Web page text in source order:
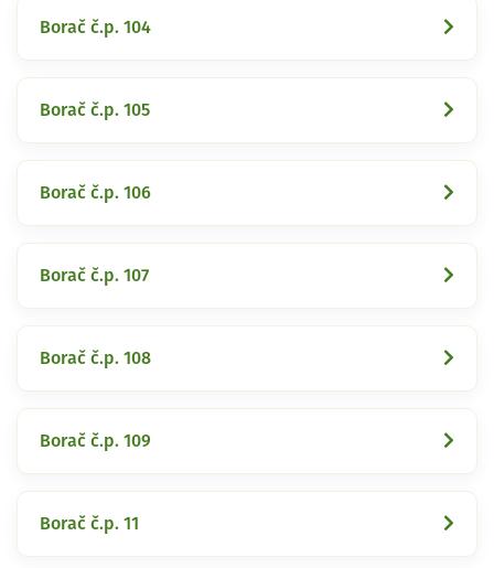
Borač č.p. 104
Borač č.p. 105
Borač č.p. 106
Borač č.p. 107
Borač č.p. 108
Borač č.p. 109
Borač č.p. 11